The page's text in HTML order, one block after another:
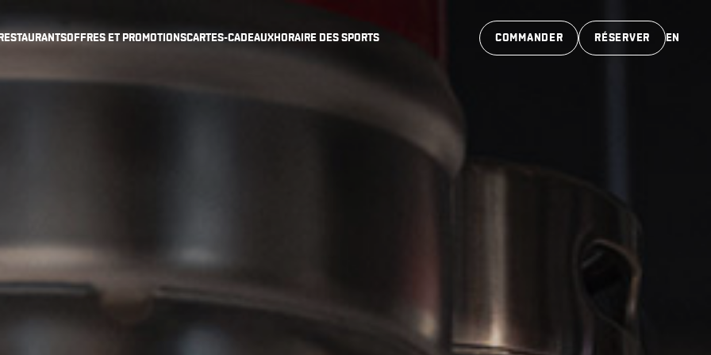
OFFRES ET PROMOTIONSCARTES-CADEAUXHORAIRE DES SPORTS RÉSERVER
COMMANDER EN